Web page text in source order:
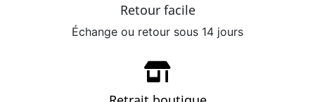
Retour facile
Échange ou retour sous 14 jours